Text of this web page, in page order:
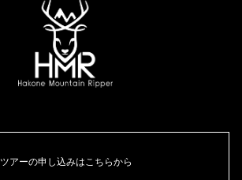
ツアーの申し込みはこちらから